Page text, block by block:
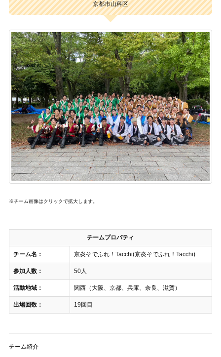
京都市山科区
※チーム画像はクリックで拡大します。
チームプロパティ
チーム名： 京炎そでふれ！Tacchi(京炎そでふれ！Tacchi)
参加人数： 50人
活動地域： 関西（大阪、京都、兵庫、奈良、滋賀）
出場回数： 19回目
チーム紹介